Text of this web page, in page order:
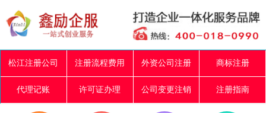
松江注册公司 注册流程费用 外资公司注册 商标注册
代理记账 许可证办理 公司变更注销 注册指南